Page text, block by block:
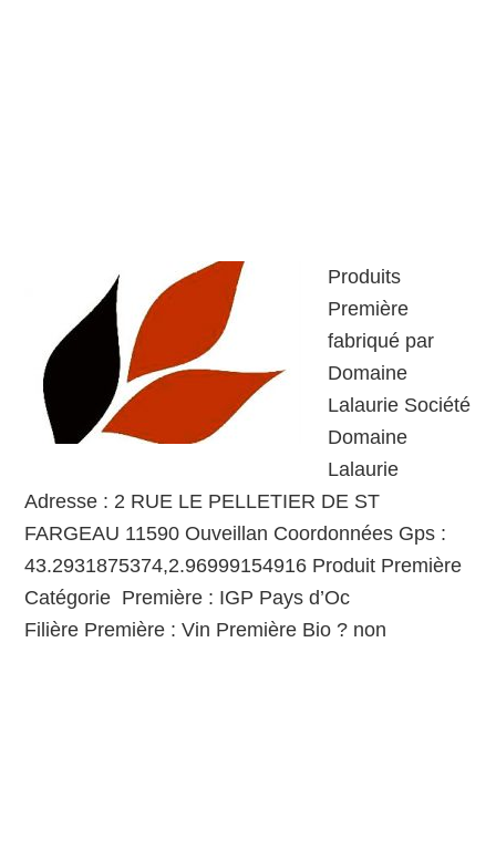
Produits
Première
fabriqué par
Domaine
Lalaurie Société
Domaine
Lalaurie
Adresse : 2 RUE LE PELLETIER DE ST
FARGEAU 11590 Ouveillan Coordonnées Gps :
43.2931875374,2.96999154916 Produit Première
Catégorie Première : IGP Pays d’Oc
Filière Première : Vin Première Bio ? non